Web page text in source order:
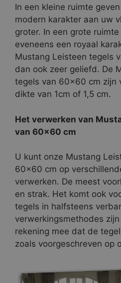
In een kleine ruimte
modern karakter aan uw
groter. In een grote
eveneens een royaal
Mustang Leisteen tegels
dan ook zeer geliefd. De
tegels van 60×60 cm zijn
dikte van 1cm of 1,5 cm.
Het verwerken van
van 60×60 cm
U kunt onze Mustang
60×60 cm op
verwerken. De meest
en strak. Het komt ook
tegels in halfsteens
verwerkingsmethodes
rekening mee dat de
zoals voorgeschreven op